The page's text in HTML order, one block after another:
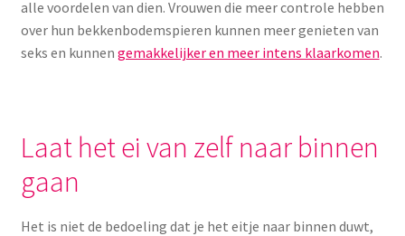
alle voordelen van dien. Vrouwen die meer controle hebben
over hun bekkenbodemspieren kunnen meer genieten van
seks en kunnen gemakkelijker en meer intens klaarkomen.
Laat het ei van zelf naar binnen
gaan
Het is niet de bedoeling dat je het eitje naar binnen duwt,